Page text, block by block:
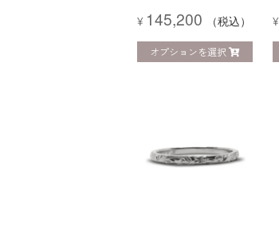
¥ 145,200 （税込）
オプションを選択
¥